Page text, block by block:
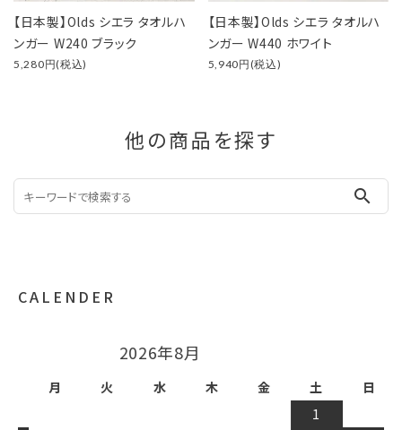
【日本製】Olds シエラ タオルハ
ンガー W240 ブラック
5,280円(税込)
【日本製】Olds シエラ タオルハ
ンガー W440 ホワイト
5,940円(税込)
他の商品を探す
search
CALENDER
2026年9月
日 月 火 水 木 金
土